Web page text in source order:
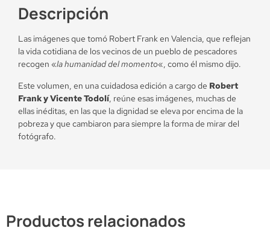
Descripción
Las imágenes que tomó Robert Frank en Valencia, que reflejan
la vida cotidiana de los vecinos de un pueblo de pescadores
recogen «la humanidad del momento«, como él mismo dijo.
Este volumen, en una cuidadosa edición a cargo de Robert
Frank y Vicente Todolí, reúne esas imágenes, muchas de
ellas inéditas, en las que la dignidad se eleva por encima de la
pobreza y que cambiaron para siempre la forma de mirar del
fotógrafo.
Productos relacionados